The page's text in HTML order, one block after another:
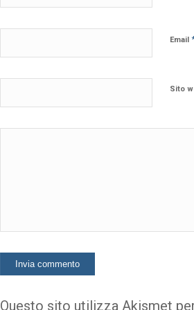
Email
Sito
Questo sito utilizza Akismet